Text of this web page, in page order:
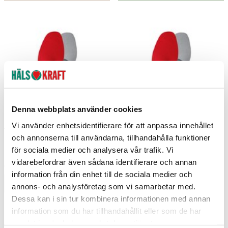
Denna webbplats använder cookies
Vi använder enhetsidentifierare för att anpassa innehållet
och annonserna till användarna, tillhandahålla funktioner
för sociala medier och analysera vår trafik. Vi
vidarebefordrar även sådana identifierare och annan
information från din enhet till de sociala medier och
annons- och analysföretag som vi samarbetar med.
Dessa kan i sin tur kombinera informationen med annan
information som du har tillhandahållit eller som de har
Pedag
Pris:429 kr
429 kr
Lägg i varukorgen
Pedag
Pris:429 kr
429 kr
Lägg i varukorgen